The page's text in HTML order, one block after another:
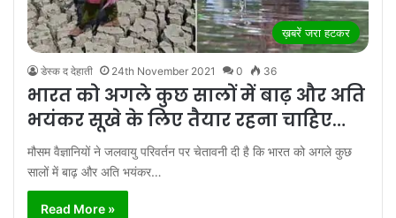
ख़बरें जरा हटकर
डेस्क द देहाती 24th November 2021 0 36
भारत को अगले कुछ सालों में बाढ़ और अति
भयंकर सूखे के लिए तैयार रहना चाहिए…
मौसम वैज्ञानियों ने जलवायु परिवर्तन पर चेतावनी दी है कि भारत को अगले कुछ
सालों में बाढ़ और अति भयंकर…
Read More »